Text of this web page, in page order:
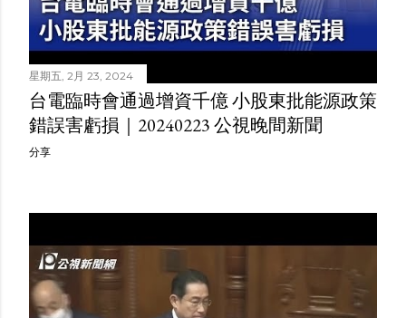
星期五, 2月 23, 2024
台電臨時會通過增資千億 小股東批能源政策
錯誤害虧損｜20240223 公視晚間新聞
分享